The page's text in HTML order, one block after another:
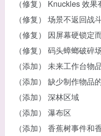
（修复） Knuckles 效
（修复） 场景不返回战
（修复） 因屏幕硬锁定
（修复） 码头蟑螂破碎
（添加） 未来工作台物
（添加） 缺少制作物品
（添加） 深林区域
（添加） 瀑布区
（添加） 香蕉树事件和